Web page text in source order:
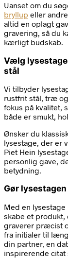
Uanset om du
bryllup eller
altid en oplagt
gravering, så du
kærligt budskab.
Vælg
stål
Vi tilbyder
rustfrit stål, træ
fokus på kvalitet,
både er smukt,
Ønsker du
lysestage, der er
Piet Hein
personlig gave,
betydning.
Gør
Med en
skabe et produkt,
graverer præcist
fra initialer til
din partner, en
inspirerende citat